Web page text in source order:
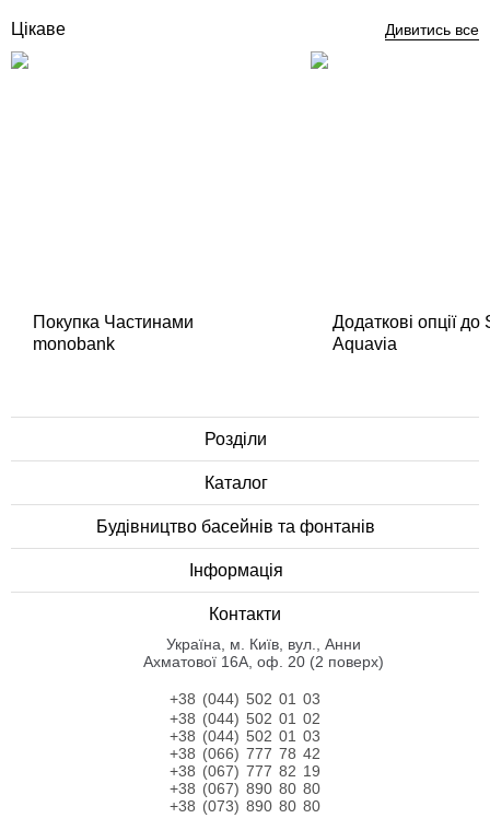
Цікаве Дивитись все
Покупка Частинами
monobank
Додаткові опції
Aquavia
Розділи
Каталог
Будівництво басейнів та фонтанів
Інформація
Контакти
Українa, м. Київ, вул., Анни
Ахматової 16А, оф. 20 (2 поверх)
+38 (044) 502 01 03
+38 (044) 502 01 02
+38 (044) 502 01 03
+38 (066) 777 78 42
+38 (067) 777 82 19
+38 (067) 890 80 80
+38 (073) 890 80 80